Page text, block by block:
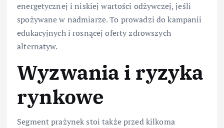
energetycznej i niskiej wartości odżywczej, jeśli
spożywane w nadmiarze. To prowadzi do kampanii
edukacyjnych i rosnącej oferty zdrowszych
alternatyw.
Wyzwania i ryzyka
rynkowe
Segment prażynek stoi także przed kilkoma